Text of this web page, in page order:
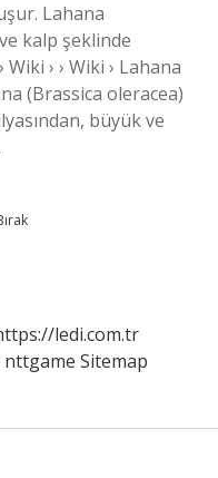
Lahana
kalp şeklinde
› › Wiki › Lahana
(Brassica oleracea)
büyük ve
ledi.com.tr
nttgame Sitemap